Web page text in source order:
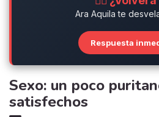
Ara Aquila te
Respuesta
Sexo: un poco
satisfechos